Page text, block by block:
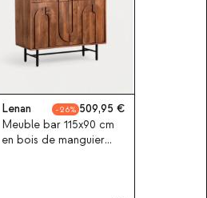
Lenan 26
509,95
Meuble bar 115x90 cm
en bois de manguier